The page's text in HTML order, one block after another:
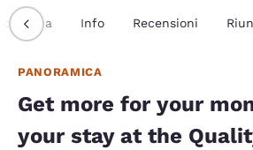
Info Recensioni
PANORAMICA
Get more for your
your stay at the